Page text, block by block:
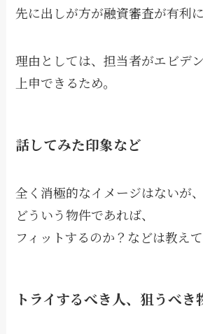
先に出しが方が融資審査が有利
理由としては、担当者がエビデ
上申できるため。
話してみた印象など
全く消極的なイメージはないが、
どういう物件であれば、
フィットするのか？などは教え
トライするべき人、狙うべき